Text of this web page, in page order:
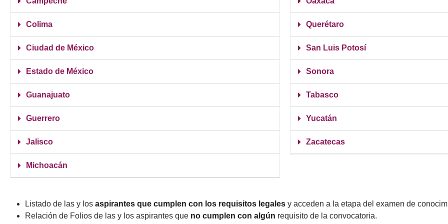
Colima
Ciudad de México
Estado de México
Guanajuato
Guerrero
Jalisco
Michoacán
Querétaro
San Luis Potosí
Sonora
Tabasco
Yucatán
Zacatecas
Listado de las y los aspirantes que cumplen con los requisitos legales y acceden a la etapa del examen de
Relación de Folios de las y los aspirantes que no cumplen con algún requisito de la convocatoria.